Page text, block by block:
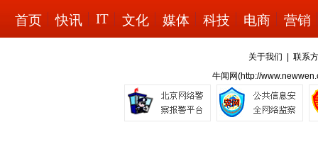
首页 快讯 IT 文化 媒体 科技 电商 营销
关于我们
联系
牛闻网(http://